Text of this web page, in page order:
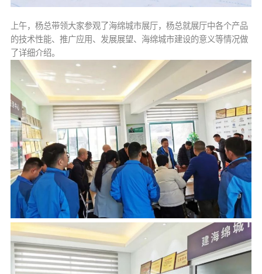
上午，杨总带领大家参观了海绵城市展厅，杨总就展厅中各个产品
的技术性能、推广应用、发展展望、海绵城市建设的意义等情况做
了详细介绍。